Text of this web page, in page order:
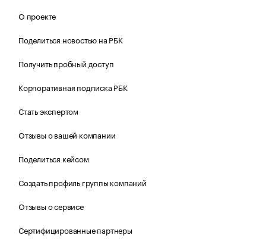
О проекте
Поделиться новостью на РБК
Получить пробный доступ
Корпоративная подписка РБК
Стать экспертом
Отзывы о вашей компании
Поделиться кейсом
Создать профиль группы компаний
Отзывы о сервисе
Сертифицированные партнеры